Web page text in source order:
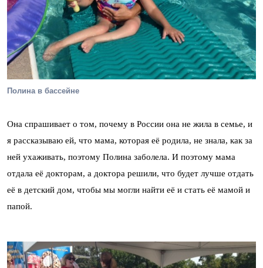
Полина в бассейне
Она спрашивает о том, почему в России она не жила в семье, и
я рассказываю ей, что мама, которая её родила, не знала, как за
ней ухаживать, поэтому Полина заболела. И поэтому мама
отдала её докторам, а доктора решили, что будет лучше отдать
её в детский дом, чтобы мы могли найти её и стать её мамой и
папой.